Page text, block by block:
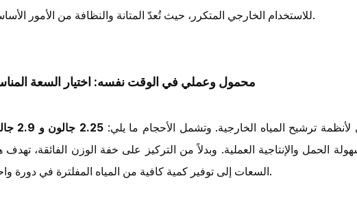
للاستخدام الخارجي المتكرر، حيث تُعدّ المتانة والنظافة من الأمور الأساسية.
محمول وعملي في الوقت نفسه: اختيار السعة
لأنظمة ترشيح المياه الخارجية. وتشمل الأحجام ما يلي: 2.25 جالون و 2.9 جالون
الحمل والإنتاجية العملية. وبدلاً من التركيز على خفة الوزن الفائقة، تهدف
السعات إلى توفير كمية كافية من المياه المفلترة في دورة واحدة.